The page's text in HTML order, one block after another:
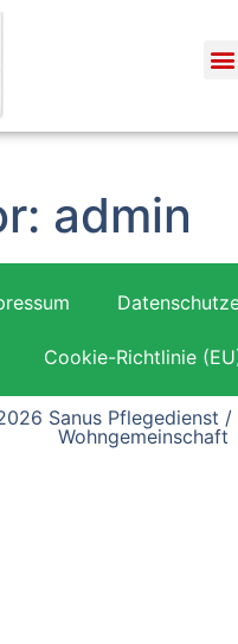
admin
Cookie-Richtlinie
Sanus Pflegedienst /
Wohngemeinschaft